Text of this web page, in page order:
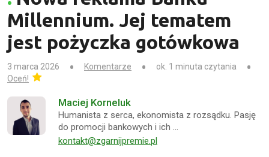
Millennium. Jej tematem
jest pożyczka gotówkowa
3 marca 2026 Komentarze
ok. 1 minuta czytania
Oceń!
Maciej Korneluk
Humanista z serca, ekonomista z rozsądku. Pasję
do promocji bankowych i ich …
kontakt@zgarnijpremie.pl